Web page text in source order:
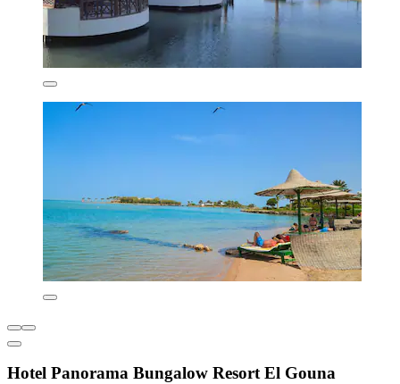
Hotel Panorama Bungalow Resort El Gouna